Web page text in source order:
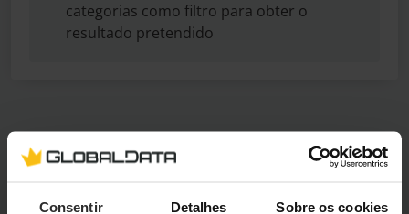
Consentir Detalhes Sobre os cookies
categorias como filtro para obter o
resultado pretendido